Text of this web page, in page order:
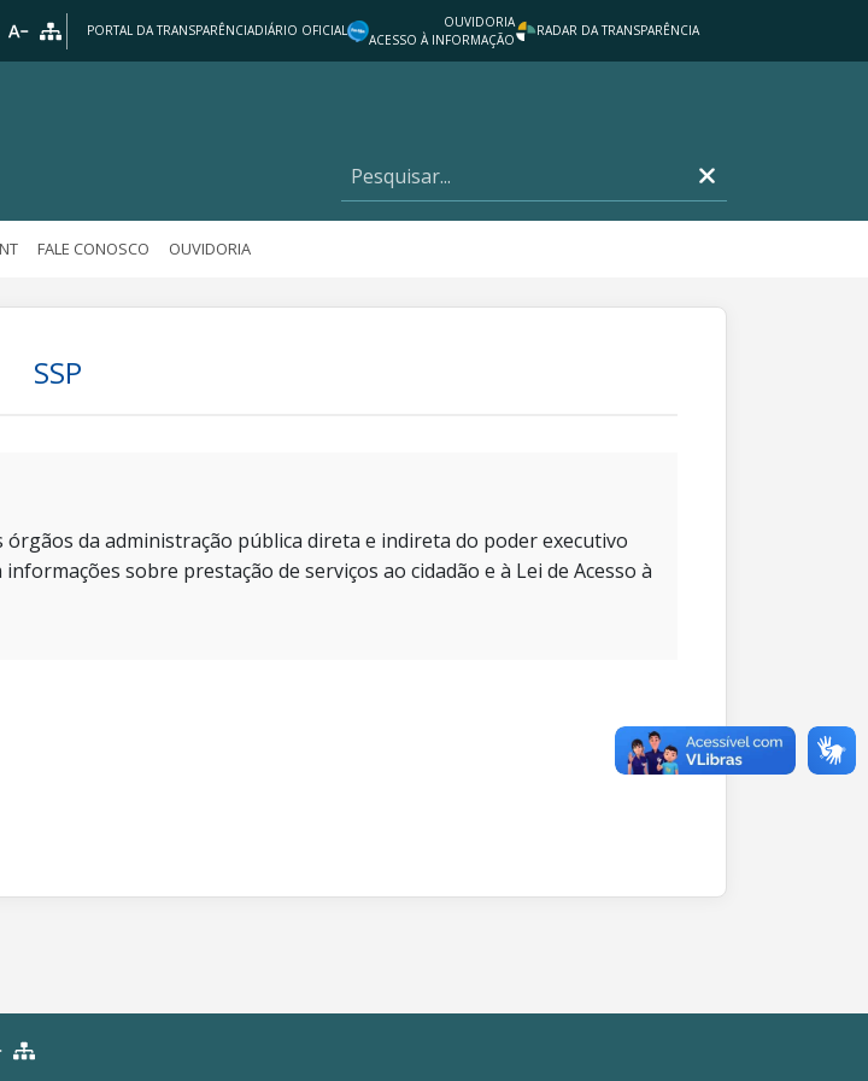
PORTAL DA TRANSPARÊNCIADIÁRIO OFICIAL
OUVIDORIA
ACESSO À INFORMAÇÃO
RADAR DA TRANSPARÊNCIA
FALE CONOSCO OUVIDORIA
SSP
da administração pública direta e indireta do poder executivo
sobre prestação de serviços ao cidadão e à Lei de Acesso à